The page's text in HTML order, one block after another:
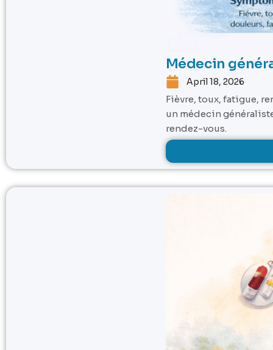
Médecin
April 18, 2026
Fièvre, toux, fatigue,
un médecin
rendez-vous.